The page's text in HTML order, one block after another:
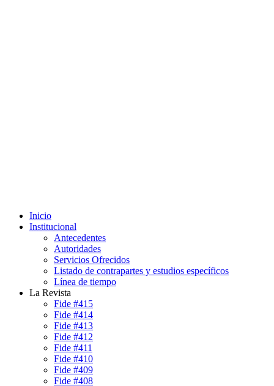
Inicio
Institucional
Antecedentes
Autoridades
Servicios Ofrecidos
Listado de contrapartes y estudios específicos
Línea de tiempo
La Revista
Fide #415
Fide #414
Fide #413
Fide #412
Fide #411
Fide #410
Fide #409
Fide #408